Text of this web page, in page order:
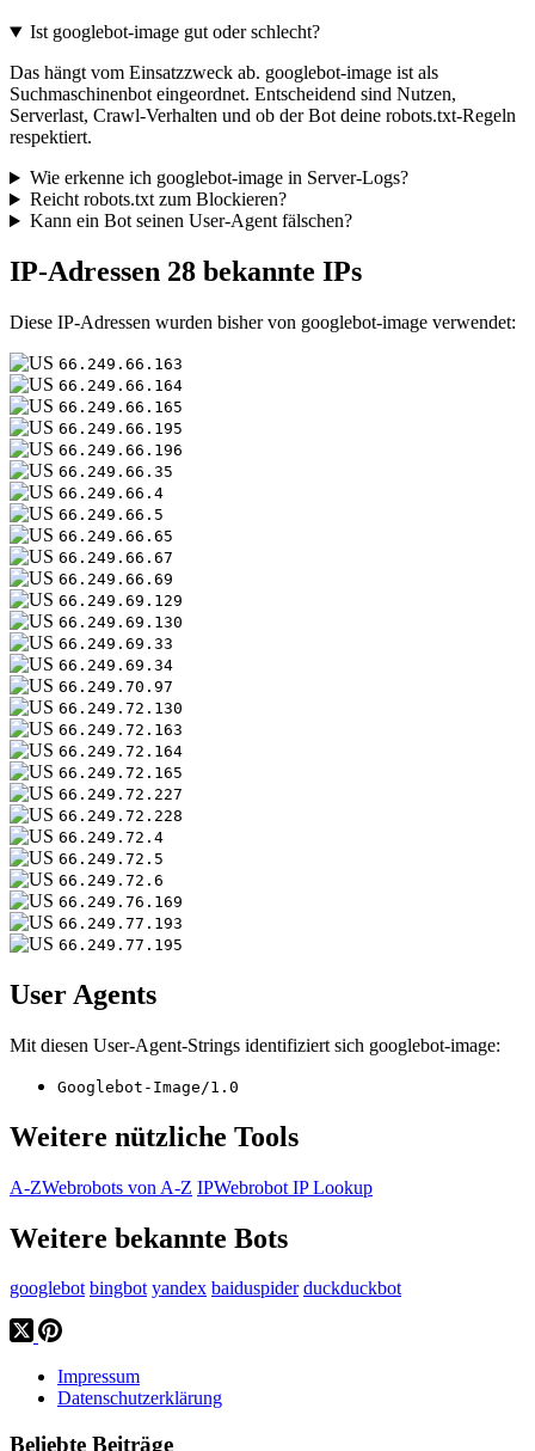
Ist googlebot-image gut oder schlecht?
Das hängt vom Einsatzzweck ab. googlebot-image ist als
Suchmaschinenbot eingeordnet. Entscheidend sind Nutzen,
Serverlast, Crawl-Verhalten und ob der Bot deine robots.txt-Regeln
respektiert.
Wie erkenne ich googlebot-image in Server-Logs?
Reicht robots.txt zum Blockieren?
Kann ein Bot seinen User-Agent fälschen?
IP-Adressen 28 bekannte IPs
Diese IP-Adressen wurden bisher von googlebot-image verwendet:
66.249.66.163
66.249.66.164
66.249.66.165
66.249.66.195
66.249.66.196
66.249.66.35
66.249.66.4
66.249.66.5
66.249.66.65
66.249.66.67
66.249.66.69
66.249.69.129
66.249.69.130
66.249.69.33
66.249.69.34
66.249.70.97
66.249.72.130
66.249.72.163
66.249.72.164
66.249.72.165
66.249.72.227
66.249.72.228
66.249.72.4
66.249.72.5
66.249.72.6
66.249.76.169
66.249.77.193
66.249.77.195
User Agents
Mit diesen User-Agent-Strings identifiziert sich googlebot-image:
Googlebot-Image/1.0
Weitere nützliche Tools
A-ZWebrobots von A-Z IPWebrobot IP Lookup
Weitere bekannte Bots
googlebot bingbot yandex baiduspider duckduckbot
Impressum
Datenschutzerklärung
Beliebte Beiträge